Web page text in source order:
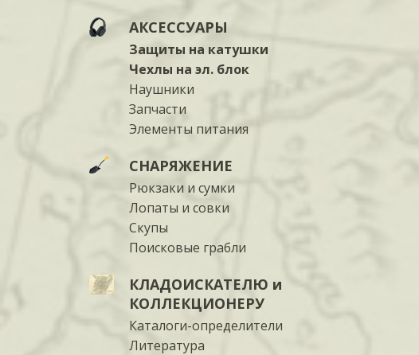
АКСЕССУАРЫ
Защиты на катушки
Чехлы на эл. блок
Наушники
Запчасти
Элементы питания
СНАРЯЖЕНИЕ
Рюкзаки и сумки
Лопаты и совки
Скупы
Поисковые грабли
КЛАДОИСКАТЕЛЮ и
КОЛЛЕКЦИОНЕРУ
Каталоги-определители
Литература